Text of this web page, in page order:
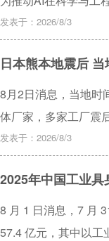
端光刻机上的垄断地位
发表于：2026/8/3
日本熊本地震后
8月2日消息，当地时
体厂家，多家工厂震
发表于：2026/8/3
2025年中国工业
8 月 1 日消息，7 月
57.4 亿元，其中以工